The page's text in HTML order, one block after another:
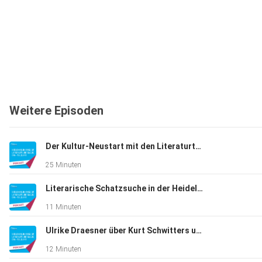
Weitere Episoden
Der Kultur-Neustart mit den Literaturtagen im Augustinum Heidelberg
25 Minuten
Literarische Schatzsuche in der Heidelberger Altstadt
11 Minuten
Ulrike Draesner über Kurt Schwitters und Louise Glück
12 Minuten